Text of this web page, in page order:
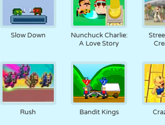
Slow Down
Nunchuck Charlie:
A Love Story
Rush Bandit Kings